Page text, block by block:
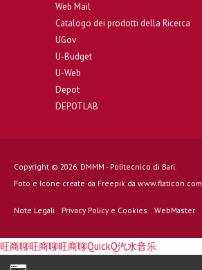
Web Mail
Catalogo dei prodotti della Ricerca
UGov
U-Budget
U-Web
Depot
DEPOTLAB
Copyright © 2026. DMMM - Politecnico di Bari.
Foto e Icone create da Freepik da www.flaticon.com
Note Legali Privacy Policy e Cookies WebMaster
旺商聊旺商聊旺商聊QuickQ汽水音乐